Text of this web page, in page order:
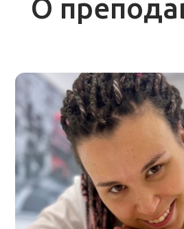
Полина Чикаташ
Руководитель кураторской службы, куратор,
преподаватель математики
СПБПУ им. Петра Великого, Институт
Физики и НаноТехнологий по
Образование